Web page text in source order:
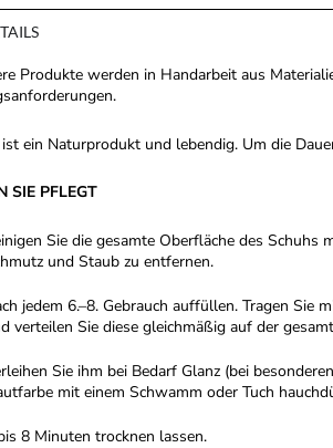
Produkte werden in Handarbeit aus
ein Naturprodukt und lebendig. Um die
SIE PFLEGT
Sie die gesamte Oberfläche des
und Staub zu entfernen.
jedem 6.–8. Gebrauch auffüllen. Tragen Sie
verteilen Sie diese gleichmäßig auf der
Sie ihm bei Bedarf Glanz (bei
mit einem Schwamm oder Tuch
8 Minuten trocknen lassen.